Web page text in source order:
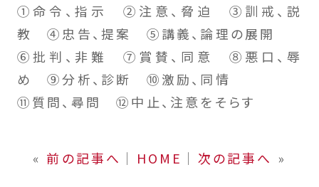
①命令、指示 ②注意、脅迫 ③訓戒、説
教 ④忠告、提案 ⑤講義、論理の展開
⑥批判、非難 ⑦賞賛、同意 ⑧悪口、辱
め ⑨分析、診断 ⑩激励、同情
⑪質問、尋問 ⑫中止、注意をそらす
« 前の記事へ │ HOME │ 次の記事へ »